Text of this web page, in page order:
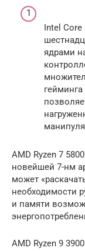
Intel
ядрами
AMD Ryzen 7
новейшей 7-нм
может
необходимости
и памяти
AMD Ryzen 9